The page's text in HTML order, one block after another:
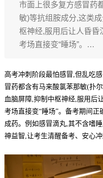
市面上很多复方感冒药
敏)等抗组胺成分,这类
枢神经,服用后让人昏昏
考场直接变“睡场”。…
高考冲刺阶段最怕感冒,但乱吃
冒药都含有马来酸氯苯那敏(扑
血脑屏障,抑制中枢神经,服用后
考场直接变“睡场”。备考期间
成药。例如感冒滴丸,其不含嗜
神益智,让考生清醒备考、安心冲